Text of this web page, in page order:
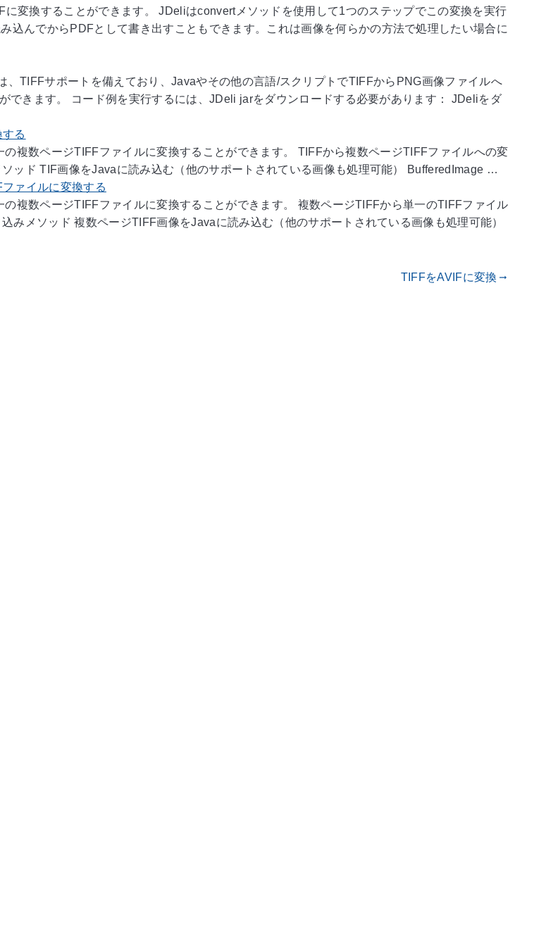
変換することができます。 JDeliはconvertメソッドを使用して1つのステップでこの変換を実行
込んでからPDFとして書き出すこともできます。これは画像を何らかの方法で処理したい場合に
、TIFFサポートを備えており、Javaやその他の言語/スクリプトでTIFFからPNG画像ファイルへ
できます。 コード例を実行するには、JDeli jarをダウンロードする必要があります： JDeliをダ
る
複数ページTIFFファイルに変換することができます。 TIFFから複数ページTIFFファイルへの変
ッド TIF画像をJavaに読み込む（他のサポートされている画像も処理可能） BufferedImage …
ァイルに変換する
複数ページTIFFファイルに変換することができます。 複数ページTIFFから単一のTIFFファイル
みメソッド 複数ページTIFF画像をJavaに読み込む（他のサポートされている画像も処理可能）
TIFFをAVIFに変換 gdoc_arrow_right_alt